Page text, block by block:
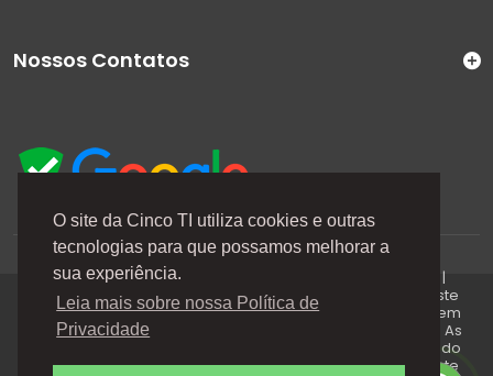
O site da Cinco TI utiliza cookies e outras
tecnologias para que possamos melhorar a
sua experiência.
Leia mais sobre nossa Política de
Privacidade
A Cinco TI (5TI) é uma marca registrada de CINCO TI
COMERCIO E SERVICOS LTDA | CNPJ: 08.307.867/0001-04 |
Todos os direitos reservados. Os preços anunciados neste
site ou via e-mails promocionais podem ser alterados sem
prévio aviso. A 5TI não é responsável por erros descritos. As
fotos contidas nessa página são meramente ilustrativas do
produto e podem variar de acordo com o fornecedor/lote
Nossos Contatos